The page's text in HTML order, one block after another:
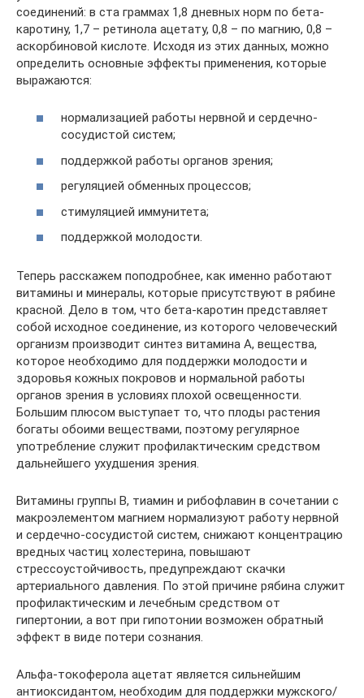
соединений: в ста граммах 1,8 дневных норм по бета-
каротину, 1,7 – ретинола ацетату, 0,8 – по магнию, 0,8 –
аскорбиновой кислоте. Исходя из этих данных, можно
определить основные эффекты применения, которые
выражаются:
нормализацией работы нервной и сердечно-
сосудистой систем;
поддержкой работы органов зрения;
регуляцией обменных процессов;
стимуляцией иммунитета;
поддержкой молодости.
Теперь расскажем поподробнее, как именно работают
витамины и минералы, которые присутствуют в рябине
красной. Дело в том, что бета-каротин представляет
собой исходное соединение, из которого человеческий
организм производит синтез витамина А, вещества,
которое необходимо для поддержки молодости и
здоровья кожных покровов и нормальной работы
органов зрения в условиях плохой освещенности.
Большим плюсом выступает то, что плоды растения
богаты обоими веществами, поэтому регулярное
употребление служит профилактическим средством
дальнейшего ухудшения зрения.
Витамины группы В, тиамин и рибофлавин в сочетании с
макроэлементом магнием нормализуют работу нервной
и сердечно-сосудистой систем, снижают концентрацию
вредных частиц холестерина, повышают
стрессоустойчивость, предупреждают скачки
артериального давления. По этой причине рябина служит
профилактическим и лечебным средством от
гипертонии, а вот при гипотонии возможен обратный
эффект в виде потери сознания.
Альфа-токоферола ацетат является сильнейшим
антиоксидантом, необходим для поддержки мужского/